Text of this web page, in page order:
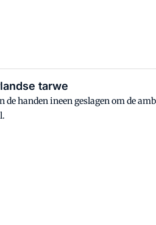
tarwe
de handen ineen geslagen om de